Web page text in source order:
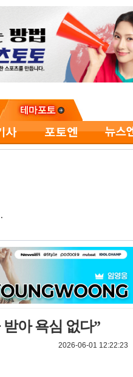
아 욕심 없다”
2026-06-01 12:22:23